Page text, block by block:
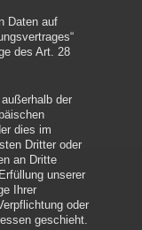
Daten auf
des Art. 28
der
dies im
Dritter oder
an Dritte
unserer
Ihrer
oder
geschieht.